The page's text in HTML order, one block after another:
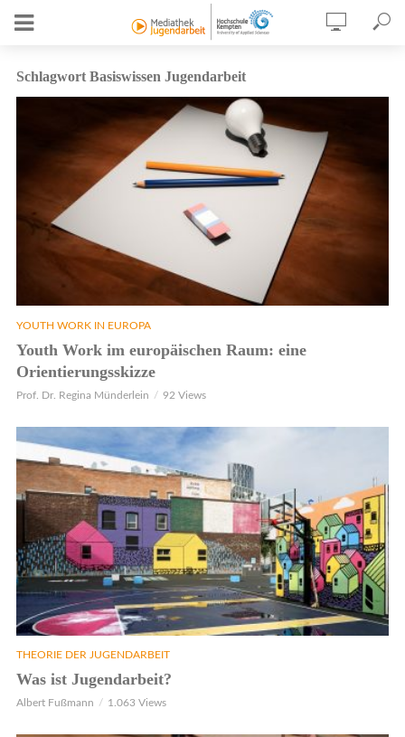
Schlagwort Basiswissen Jugendarbeit
YOUTH WORK IN EUROPA
Youth Work im europäischen Raum: eine
Orientierungsskizze
Prof. Dr. Regina Münderlein 92 Views
THEORIE DER JUGENDARBEIT
Was ist Jugendarbeit?
Albert Fußmann 1.063 Views